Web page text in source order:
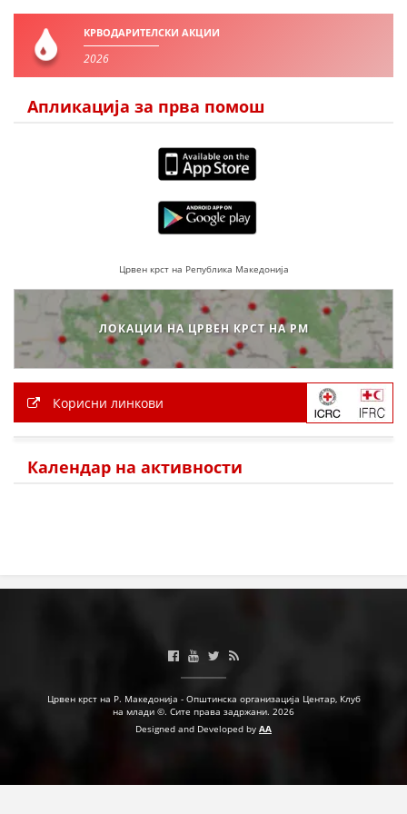
ПРИРАЧНИЦИ
СТРАТЕГИИ
БРОШУРИ
ПРЕЗЕНТАЦИИ
КРВОДАРИТЕЛСКИ АКЦИИ
2026
Апликација за прва помош
Црвен крст на Република Македонија
ЛОКАЦИИ НА ЦРВЕН КРСТ НА РМ
Корисни линкови
Календар на активности
Црвен крст на Р. Македонија - Општинска организација Центар, Клуб
на млади ©. Сите права задржани. 2026
Designed and Developed by AA